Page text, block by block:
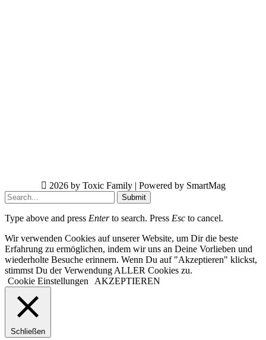
2026 by Toxic Family | Powered by SmartMag
Submit
Type above and press Enterto search. Press Esc to cancel.
Wir verwenden Cookies auf unserer Website, um Dir die beste
Erfahrung zu ermöglichen, indem wir uns an Deine Vorlieben und
wiederholte Besuche erinnern. Wenn Du auf "Akzeptieren" klickst,
stimmst Du der Verwendung ALLER Cookies zu.
Cookie Einstellungen
AKZEPTIEREN
Schließen